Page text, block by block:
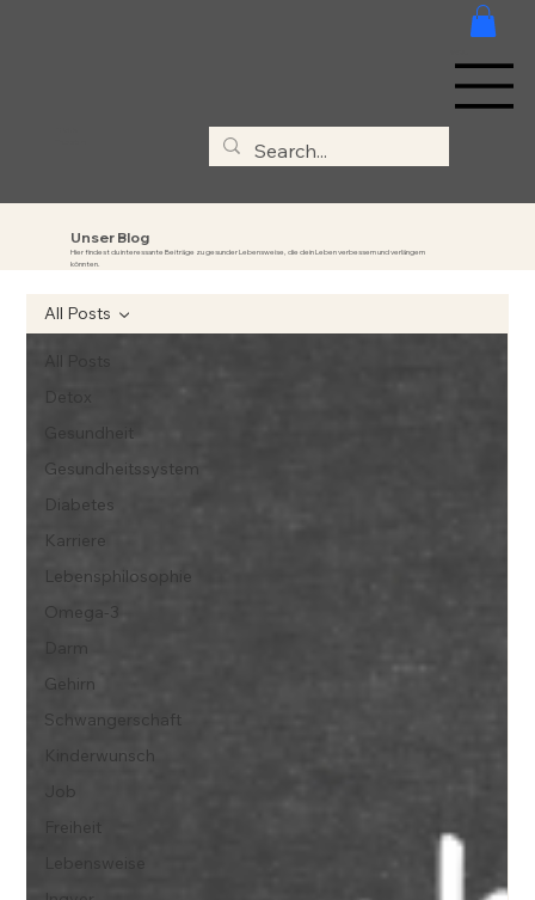
Unser Blog
Hier findest du interessante Beiträge zu gesunder Lebensweise, die dein Leben verbessern und verlängern
könnten.
Detox
Gesundheit
Gesundheitssystem
Diabetes
Karriere
Lebensphilosophie
Omega-3
Darm
Gehirn
Schwangerschaft
Kinderwunsch
Job
Freiheit
Lebensweise
All Posts